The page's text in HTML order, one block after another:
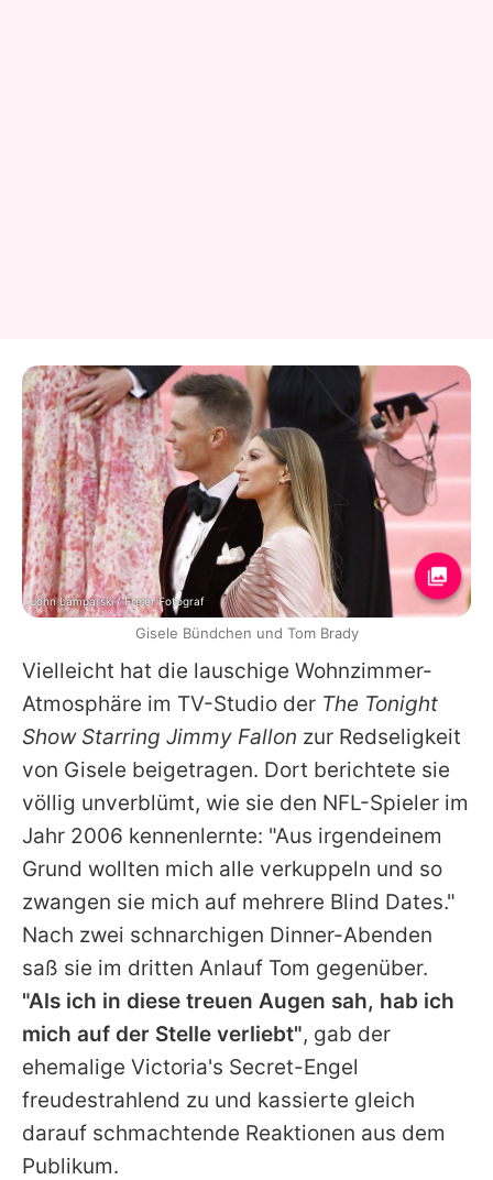
Vielleicht hat die lauschige Wohnzimmer-
Atmosphäre im TV-Studio der The Tonight
Show Starring Jimmy Fallon zur Redseligkeit
von Gisele beigetragen. Dort berichtete sie
völlig unverblümt, wie sie den NFL-Spieler im
Jahr 2006 kennenlernte: "Aus irgendeinem
Grund wollten mich alle verkuppeln und so
zwangen sie mich auf mehrere Blind Dates."
Nach zwei schnarchigen Dinner-Abenden
saß sie im dritten Anlauf Tom gegenüber.
"Als ich in diese treuen Augen sah, hab ich
mich auf der Stelle verliebt", gab der
ehemalige Victoria's Secret-Engel
freudestrahlend zu und kassierte gleich
darauf schmachtende Reaktionen aus dem
Publikum.
John Lamparski / Freier Fotograf
Gisele Bündchen und Tom Brady